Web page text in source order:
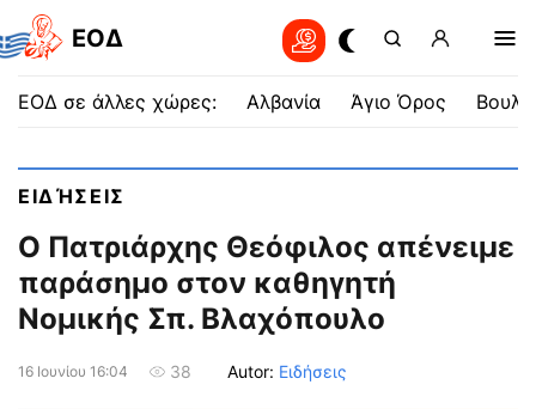
EOΔ
ΕΟΔ σε άλλες χώρες: Αλβανία Άγιο Όρος
ΕΙΔΉΣΕΙΣ
Ο Πατριάρχης Θεόφιλος απένειμε
παράσημο στον καθηγητή
Νομικής Σπ. Βλαχόπουλο
16 Ιουνίου 16:04 38 Autor: Ειδήσεις